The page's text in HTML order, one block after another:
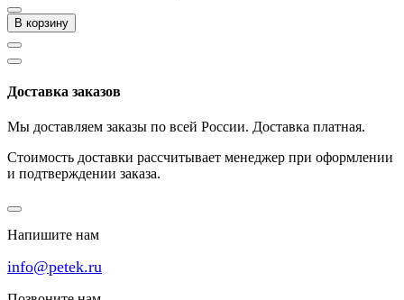
В корзину
Доставка заказов
Мы доставляем заказы по всей России. Доставка платная.
Стоимость доставки рассчитывает менеджер при оформлении
и подтверждении заказа.
Напишите нам
info@petek.ru